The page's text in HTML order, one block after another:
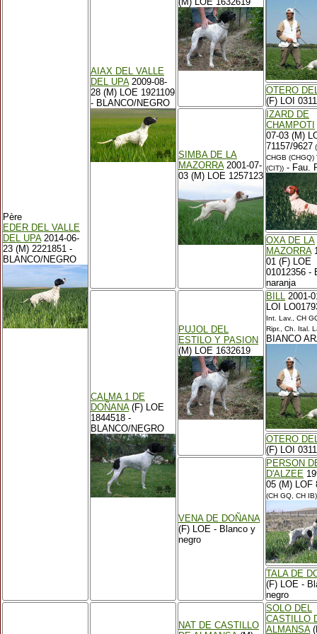
Père
EDER DEL VALLE
DEL UPA2014-06-
23 (M) 2221851 -
BLANCO/NEGRO
AIAX DEL VALLE
DEL UPA2009-08-
28 (M) LOE 1921109
- BLANCO/NEGRO
OTERO
(F) LOI
SIMBA DE LA
MAZORRA2001-07-
03 (M) LOE 1257123
IZARD DE
CHAMPOTI
07-03 (M)
71157/9627
CHGB (CHGQ)
(CIT)) - Fau.
OXA DE LA
MAZORRA
01 (F) LOE
01012356 -
naranja
CALMA 1 DE
DOÑANA(F) LOE
1844518 -
BLANCO/NEGRO
PUJOL DEL
ESTILO Y PASION
(M) LOE 1632619
BILL 2001-
LOI
Int. Lav., CH
Ripr., Ch. Ital.
BIANCO
OTERO
(F) LOI
VENA DE DOÑANA
(F) LOE - Blanco y
negro
PERSON
D'ALZEE
05 (M) LOF
(CH GQ, CH IB)
TALA DE
(F) LOE -
negro
NAT DE CASTILLO
SOLO DEL
CASTILLO
ALMANSA